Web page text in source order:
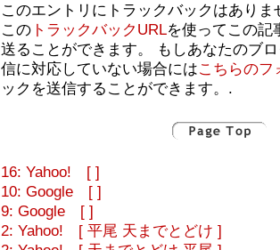
このエントリにトラックバックはありま
この トラックバックURLを使ってこの記
送ることができます。 もしあなたのブ
信に対応していない場合にはこちらのフ
ックを送信することができます。.
16: Yahoo! [ ]
10: Google [ ]
9: Google [ ]
2: Yahoo! [ 平尾 天までとどけ ]